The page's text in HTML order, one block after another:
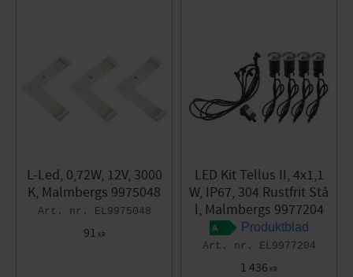
L-Led, 0,72W, 12V, 3000
K, Malmbergs 9975048
EL9975048
91 KR
LED Kit Tellus II, 4x1,1
W, IP67, 304 Rustfrit Stå
l, Malmbergs 9977204
Produktblad
EL9977204
1 436 KR